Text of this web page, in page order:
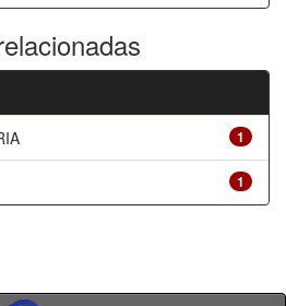
1
1